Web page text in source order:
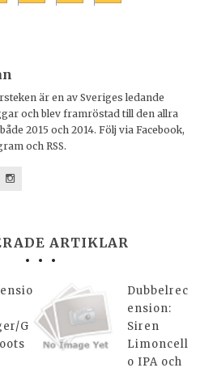
är en av Sveriges ledande
och blev framröstad till den allra
2015 och 2014. Följ via Facebook,
och RSS.
ARTIKLAR
G
Dubbelrec
ension:
Siren
Limoncell
o IPA och